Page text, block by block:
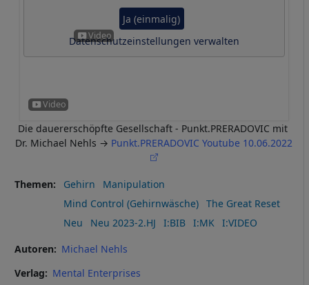
Ja (einmalig)
Datenschutzeinstellungen verwalten
Die dauererschöpfte Gesellschaft - Punkt.PRERADOVIC mit
Dr. Michael Nehls → Punkt.PRERADOVIC Youtube 10.06.2022
Themen Gehirn
Manipulation
Mind Control (Gehirnwäsche)
The Great Reset
Neu
Neu 2023-2.HJ I:BIB I:MK I:VIDEO
Autoren
Michael Nehls
Verlag
Mental Enterprises